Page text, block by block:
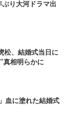
り大河ドラマ出
松、結婚式当日に
真相明らかに
血に塗れた結婚式